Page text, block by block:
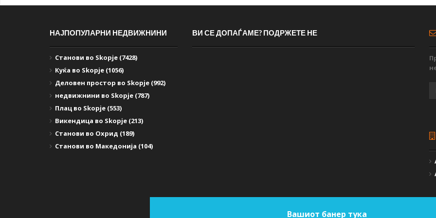
НАЈПОПУЛАРНИ НЕДВИЖНИНИ
Станови во Skopje (7428)
Куќа во Skopje (1056)
Деловен простор во Skopje (992)
недвижнини во Skopje (787)
Плац во Skopje (553)
Викендица во Skopje (213)
Станови во Охрид (189)
Станови во Македонија (104)
ВИ СЕ ДОПАЃАМЕ? ПОДРЖЕТЕ НЕ
Вашиот банер тука